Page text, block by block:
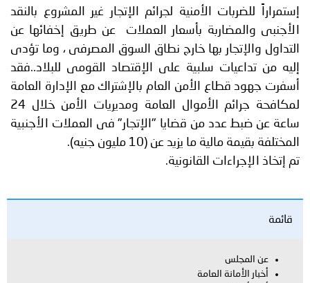
إستمراراً للضربات الأمنية لجرائم الإتجار غير المشروع بالنقد
الأجنبى والمضاربة بأسعار العملات عن طريق إخفائها عن
التداول والإتجار بها خارج نطاق السوق المصرفى ، وما تؤدى
إليه من تداعيات سلبية على الإقتصاد القومى للبلاد..فقد
أسفرت جهود قطاع الأمن العام بالإشتراك مع الإدارة العامة
لمكافحة جرائم الأموال العامة ومديريات الأمن خلال 24
ساعة عن ضبط عدد من قضايا "الإتجار" فى العملات الأجنبية
المختلفة بقيمة مالية ما يزيد عن (10 مليون جنيه).
تم إتخاذ الإجراءات القانونية.
قائمة
عن المجلس
أخبار الأمانة العامة